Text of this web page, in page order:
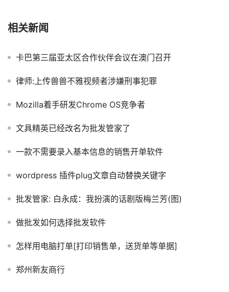
相关新闻
卡巴第三届亚太区合作伙伴会议在澳门召开
律师:上传兽兽不雅视频者涉嫌刑事犯罪
Mozilla着手研发Chrome OS竞争者
文具精英已经改名为批发管家了
一款不需要录入基本信息的销售开单软件
wordpress 插件plug文章自动替换关键字
批发管家: 白永成：我扮演的话剧版梅兰芳(图)
做批发如何选择批发软件
怎样用电脑打单[打印销售单，送货单等单据]
郑州新友商行